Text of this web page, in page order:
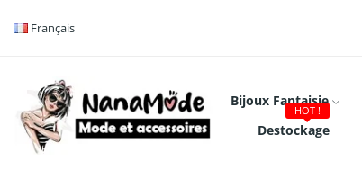
Français
Bijoux Fantaisie
Destockage
HOT !